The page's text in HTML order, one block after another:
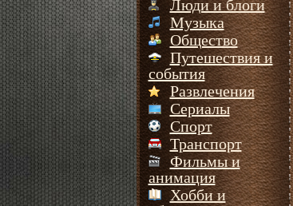
Люди и блоги
Музыка
Общество
Путешествия и
события
Развлечения
Сериалы
Спорт
Транспорт
Фильмы и
анимация
Хобби и